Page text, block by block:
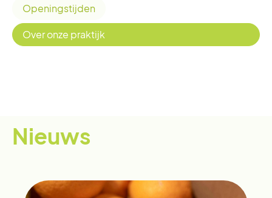
Openingstijden
Over onze praktijk
Nieuws